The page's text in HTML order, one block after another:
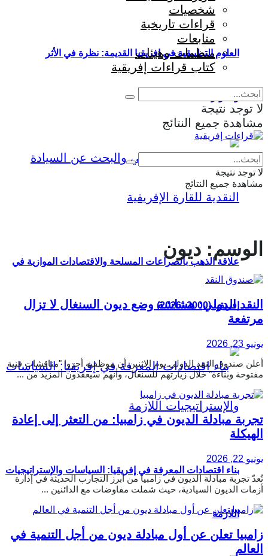
العلوم التطبيقية في إفريقيا القديمة: نظرة في الأثر
والمؤثرات
علاقة الذهب بالصراعات المسلحة والاقتصادات الموازية في
إفريقيا (2000–2026)
بناء اقتصادات المعرفة في إفريقيا: السياسات والإستراتيجيات
اللازمة
شخصيات
قراءات تاريخية
متابعات
منظمات وهيئات
كتاب قراءات إفريقية
لا توجد نتيجة
مشاهدة جميع النتائج
لا توجد نتيجة
مشاهدة جميع النتائج
الوسم: ديون
النقد الدولي: هشاشة وضع ديون السنغال لا تزال
مرتفعة
يونيو 23, 2026
أعلن صندوق النقد الدولي يوم الاثنين أن موظفيه أجروا "مناقشات فنية
مفتوحة وبناءة" خلال زيارتهم للسنغال، وأنهم سيعقدون المزيد من ...
تجربة مبادلة الديون في زامبيا: من التعثر إلى إعادة
الهيكلة
يونيو 22, 2026
تُعدّ تجربة مبادلة الديون في زامبيا من أبرز التجارب الحديثة في إدارة
أزمات الديون السيادية، حيث شملت مفاوضات مع الدائنين ...
زامبيا تعلن عن أول مبادلة ديون من أجل التنمية في
العالم